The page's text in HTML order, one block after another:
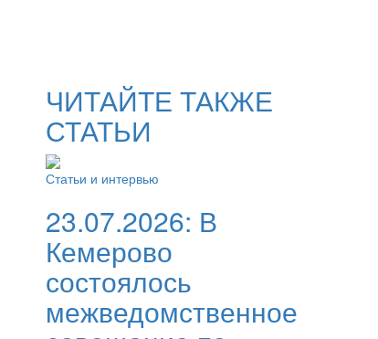
ЧИТАЙТЕ ТАКЖЕ
СТАТЬИ
Статьи и интервью
23.07.2026: В
Кемерово
состоялось
межведомственное